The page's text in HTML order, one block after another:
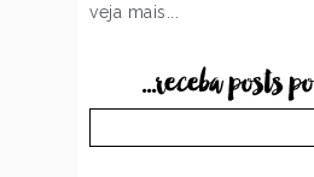
veja mais...
...receba posts